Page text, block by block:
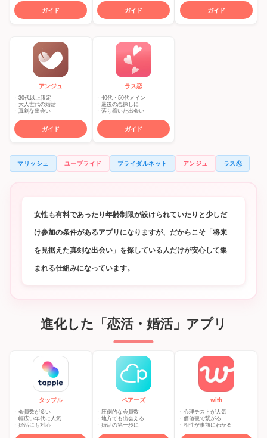
ガイド ガイド ガイド
アンジュ
30代以上限定
大人世代の婚活
真剣な出会い
ガイド
ラス恋
40代・50代メイン
最後の恋探しに
落ち着いた出会い
ガイド
マリッシュ ユーブライド ブライダルネット アンジュ ラス恋
女性も有料であったり年齢制限が設けられていたりと少しだ
け参加の条件があるアプリになりますが、だからこそ「将来
を見据えた真剣な出会い」を探している人だけが安心して集
まれる仕組みになっています。
進化した「恋活・婚活」アプリ
タップル
会員数が多い
幅広い年代に人気
婚活にも対応
ペアーズ
圧倒的な会員数
地方でも出会える
婚活の第一歩に
with
心理テストが人気
価値観で繋がる
相性が事前にわかる